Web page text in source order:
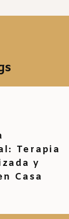
Terapia
y
Casa